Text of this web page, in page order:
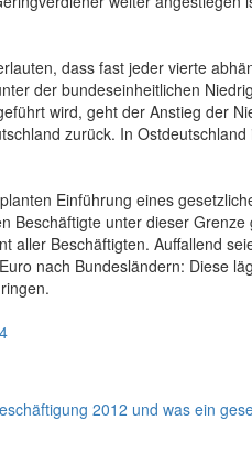
dass fast jeder vierte
der bundeseinheitlichen
wird, geht der Anstieg der
zurück. In
Einführung eines
Beschäftigte unter dieser
aller Beschäftigten. Auffallend
nach Bundesländern: Diese
2012 und was ein